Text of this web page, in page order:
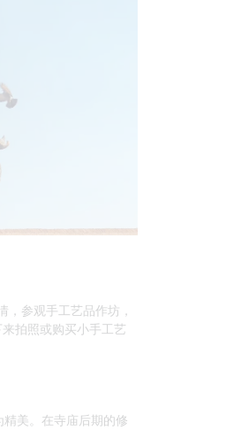
参观手工艺品作坊，
拍照或购买小手工艺
美。在寺庙后期的修